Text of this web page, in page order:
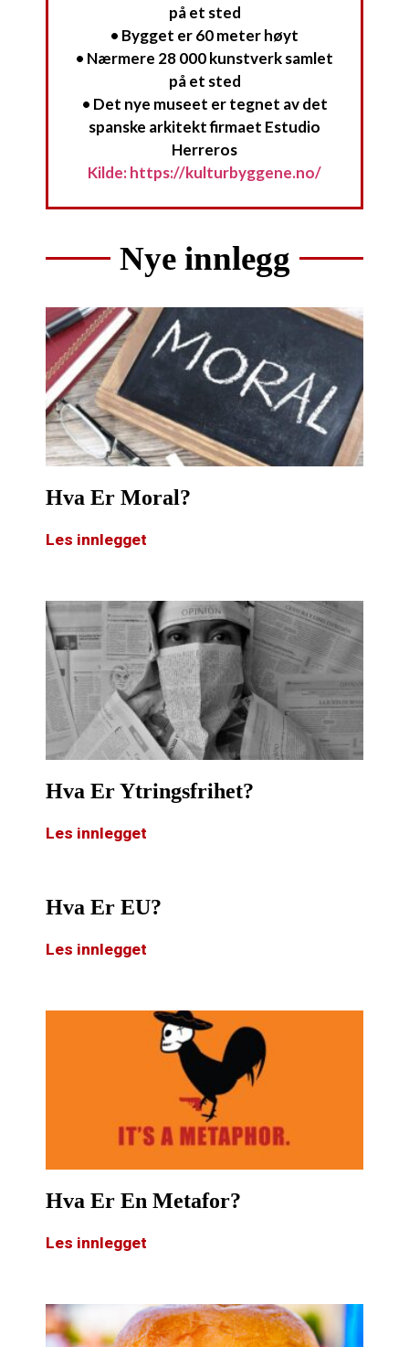
på et sted
• Bygget er 60 meter høyt
• Nærmere 28 000 kunstverk samlet
på et sted
• Det nye museet er tegnet av det
spanske arkitekt firmaet Estudio
Herreros
Kilde: https://kulturbyggene.no/
Nye innlegg
Hva Er Moral?
Les innlegget
Hva Er Ytringsfrihet?
Les innlegget
Hva Er EU?
Les innlegget
Hva Er En Metafor?
Les innlegget